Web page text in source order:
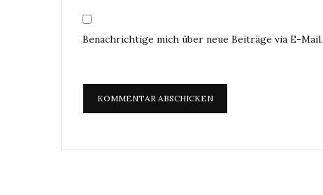
Benachrichtige mich über neue Beiträge via E-Mail.